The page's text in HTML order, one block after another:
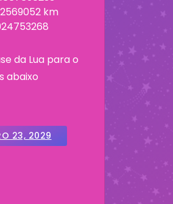
km
da Lua para o
abaixo
23, 2029